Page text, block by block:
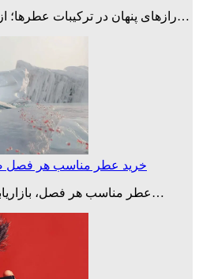
رازهای پنهان در ترکیبات عطرها؛ از مشک حیوانی تا جایگزین‌های…
خرید عطر مناسب هر فصل
عطر مناسب هر فصل، بازاریابی هوشمند یا نیاز واقعی؟ اگر…